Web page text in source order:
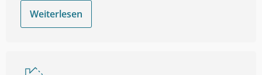
Weiterlesen